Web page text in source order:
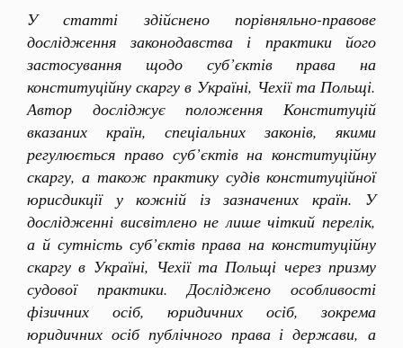
У статті здійснено порівняльно-правове
дослідження законодавства і практики його
застосування щодо суб’єктів права на
конституційну скаргу в Україні, Чехії та Польщі.
Автор досліджує положення Конституцій
вказаних країн, спеціальних законів, якими
регулюється право суб’єктів на конституційну
скаргу, а також практику судів конституційної
юрисдикції у кожній із зазначених країн. У
дослідженні висвітлено не лише чіткий перелік,
а й сутність суб’єктів права на конституційну
скаргу в Україні, Чехії та Польщі через призму
судової практики. Досліджено особливості
фізичних осіб, юридичних осіб, зокрема
юридичних осіб публічного права і держави, а